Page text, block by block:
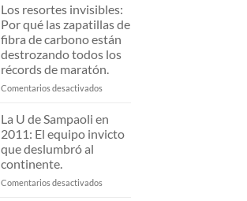
Los resortes invisibles:
Por qué las zapatillas de
fibra de carbono están
destrozando todos los
récords de maratón.
Comentarios desactivadosen
invisibles:
Por
zapatillas
La U de Sampaoli en
2011: El equipo invicto
que deslumbró al
continente.
Comentarios desactivadosen